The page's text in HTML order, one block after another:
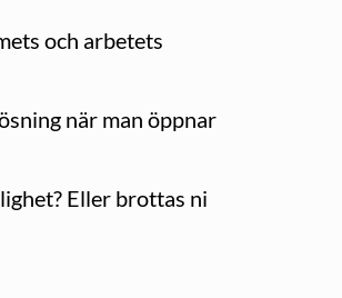
och arbetets
när man öppnar
Eller brottas ni